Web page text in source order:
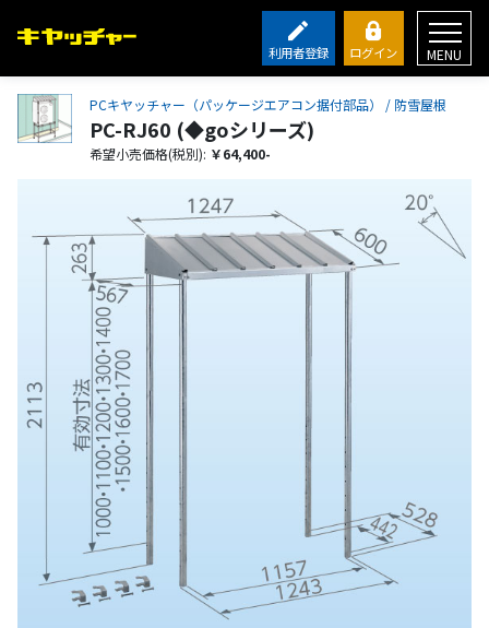
利用者登録 ログイン MENU
PCキヤッチャー（パッケージエアコン据付部品） / 防雪屋根
PC-RJ60 (◆goシリーズ)
希望小売価格(税別): ￥64,400-